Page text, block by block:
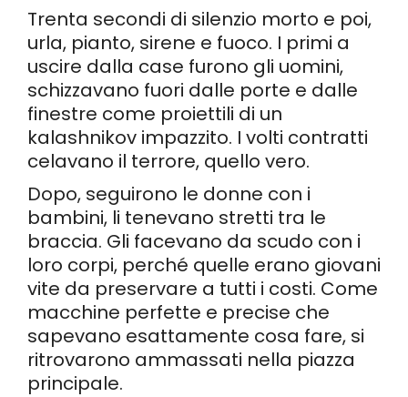
Trenta secondi di silenzio morto e poi,
urla, pianto, sirene e fuoco. I primi a
uscire dalla case furono gli uomini,
schizzavano fuori dalle porte e dalle
finestre come proiettili di un
kalashnikov impazzito. I volti contratti
celavano il terrore, quello vero.
Dopo, seguirono le donne con i
bambini, li tenevano stretti tra le
braccia. Gli facevano da scudo con i
loro corpi, perché quelle erano giovani
vite da preservare a tutti i costi. Come
macchine perfette e precise che
sapevano esattamente cosa fare, si
ritrovarono ammassati nella piazza
principale.